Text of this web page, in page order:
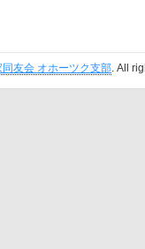
友会 オホーツク支部. All